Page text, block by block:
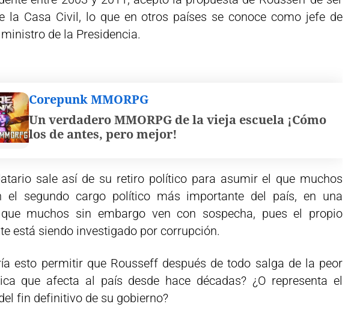
la Casa Civil, lo que en otros países se conoce como jefe de
de la Presidencia.
Corepunk MMORPG
Un verdadero MMORPG de la vieja escuela ¡Cómo
los de antes, pero mejor!
sale así de su retiro político para asumir el que muchos
el segundo cargo político más importante del país, en una
muchos sin embargo ven con sospecha, pues el propio
está siendo investigado por corrupción.
esto permitir que Rousseff después de todo salga de la peor
que afecta al país desde hace décadas? ¿O representa el
fin definitivo de su gobierno?